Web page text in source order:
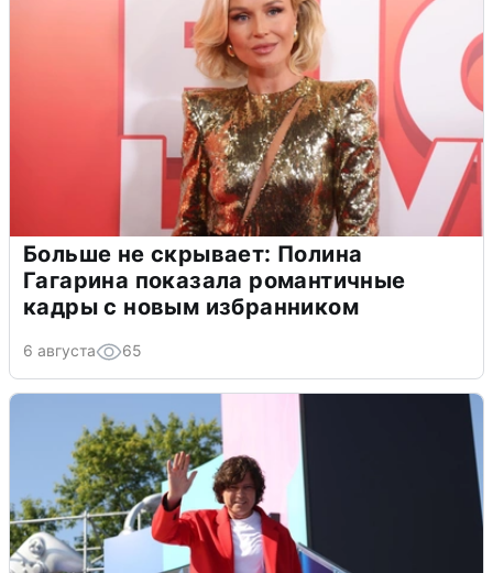
Больше не скрывает: Полина
Гагарина показала романтичные
кадры с новым избранником
6 августа 65